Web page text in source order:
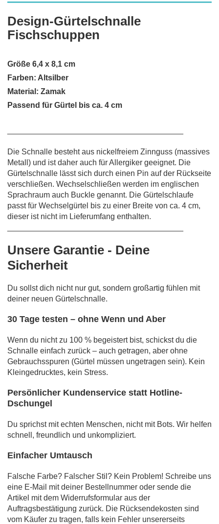
Design-Gürtelschnalle
Fischschuppen
Größe 6,4 x 8,1 cm
Farben: Altsilber
Material: Zamak
Passend für Gürtel bis ca. 4 cm
Die Schnalle besteht aus nickelfreiem Zinnguss (massives
Metall) und ist daher auch für Allergiker geeignet. Die
Gürtelschnalle lässt sich durch einen Pin auf der Rückseite
verschließen. Wechselschließen werden im englischen
Sprachraum auch Buckle genannt. Die Gürtelschlaufe
passt für Wechselgürtel bis zu einer Breite von ca. 4 cm,
dieser ist nicht im Lieferumfang enthalten.
Unsere Garantie - Deine
Sicherheit
Du sollst dich nicht nur gut, sondern großartig fühlen mit
deiner neuen Gürtelschnalle.
30 Tage testen – ohne Wenn und Aber
Wenn du nicht zu 100 % begeistert bist, schickst du die
Schnalle einfach zurück – auch getragen, aber ohne
Gebrauchsspuren (Gürtel müssen ungetragen sein). Kein
Kleingedrucktes, kein Stress.
Persönlicher Kundenservice statt Hotline-
Dschungel
Du sprichst mit echten Menschen, nicht mit Bots. Wir helfen
schnell, freundlich und unkompliziert.
Einfacher Umtausch
Falsche Farbe? Falscher Stil? Kein Problem! Schreibe uns
eine E-Mail mit deiner Bestellnummer oder sende die
Artikel mit dem Widerrufsformular aus der
Auftragsbestätigung zurück. Die Rücksendekosten sind
vom Käufer zu tragen, falls kein Fehler unsererseits